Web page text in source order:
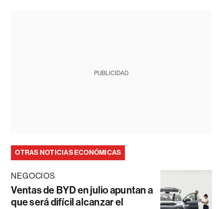
PUBLICIDAD
OTRAS NOTICIAS ECONÓMICAS
NEGOCIOS
Ventas de BYD en julio apuntan a
que será difícil alcanzar el